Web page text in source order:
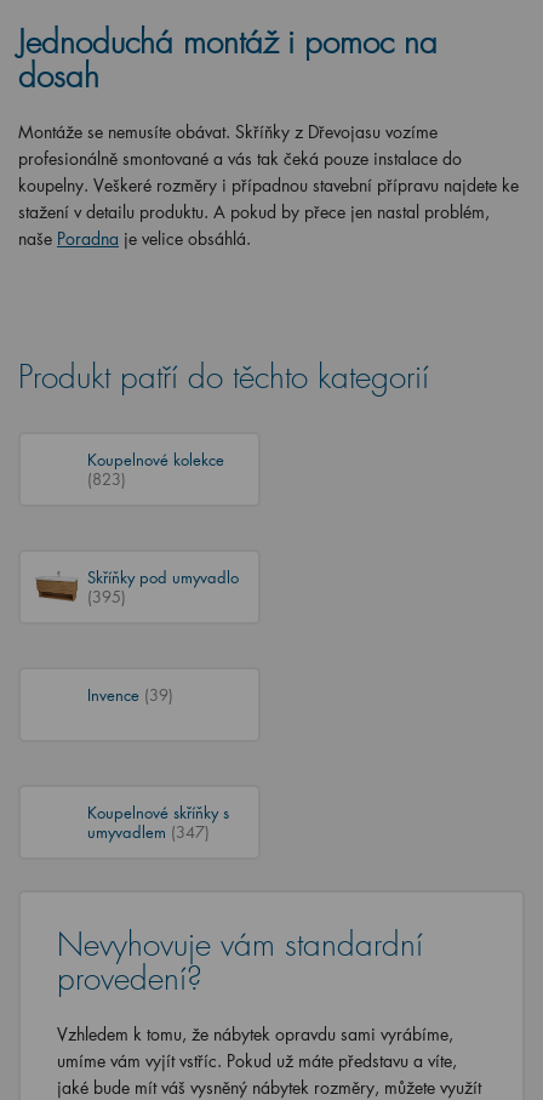
Jednoduchá montáž i pomoc na
dosah
Montáže se nemusíte obávat. Skříňky z Dřevojasu vozíme
profesionálně smontované a vás tak čeká pouze instalace do
koupelny. Veškeré rozměry i případnou stavební přípravu najdete ke
stažení v detailu produktu. A pokud by přece jen nastal problém,
naše Poradna je velice obsáhlá.
Produkt patří do těchto kategorií
Koupelnové kolekce
(823)
Skříňky pod umyvadlo
(395)
Invence (39)
Koupelnové skříňky s
umyvadlem (347)
Nevyhovuje vám standardní
provedení?
Vzhledem k tomu, že nábytek opravdu sami vyrábíme,
umíme vám vyjít vstříc. Pokud už máte představu a víte,
jaké bude mít váš vysněný nábytek rozměry, můžete využít